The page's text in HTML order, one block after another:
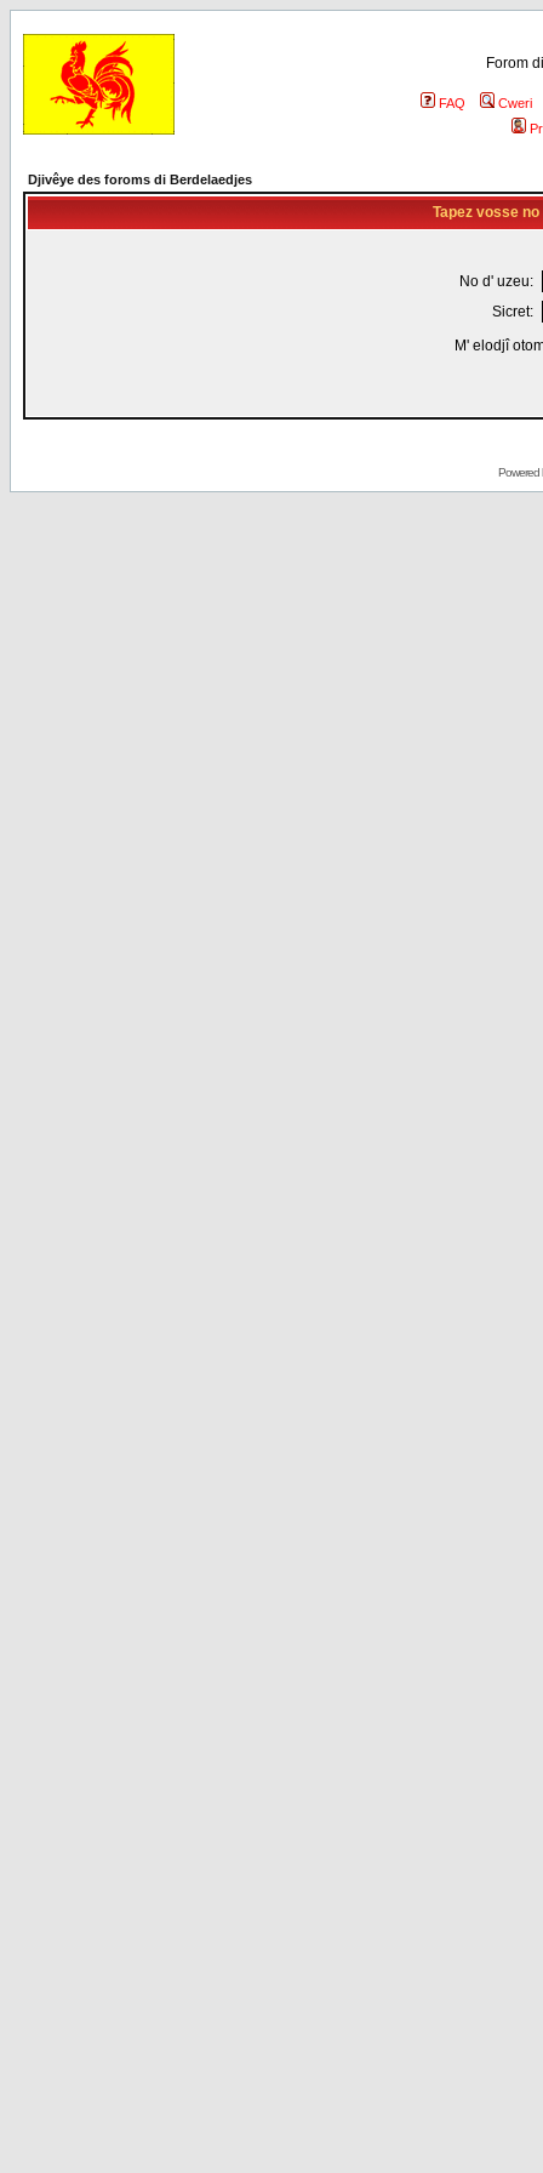
Forom
FAQ
Cweri
Djivêye des foroms di Berdelaedjes
Tapez vosse
No d' uzeu:
Sicret:
M' elodjî
Powered